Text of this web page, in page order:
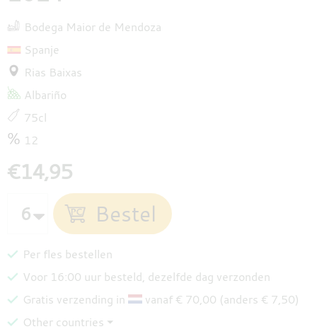
Bodega Maior de Mendoza
Spanje
Rias Baixas
Albariño
75cl
12
€14,95
Per fles bestellen
Voor 16:00 uur besteld, dezelfde dag verzonden
Gratis verzending in
vanaf € 70,00 (anders € 7,50)
Other countries ⏷